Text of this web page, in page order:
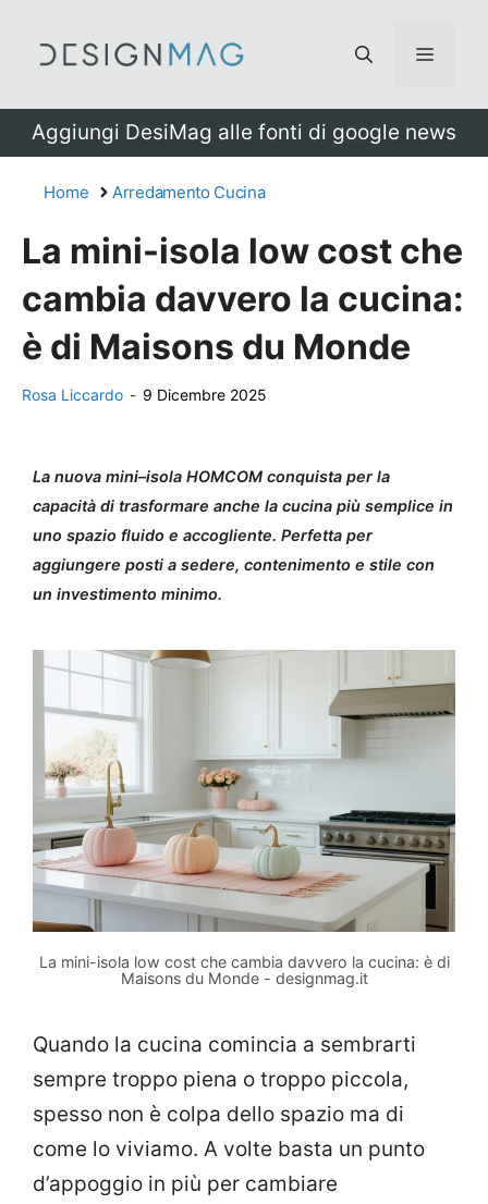
Menu
Aggiungi DesiMag alle fonti di google news
Home Arredamento Cucina
La mini-isola low cost che
cambia davvero la cucina:
è di Maisons du Monde
Rosa Liccardo - 9 Dicembre 2025
La nuova mini–isola HOMCOM conquista per la
capacità di trasformare anche la cucina più semplice in
uno spazio fluido e accogliente. Perfetta per
aggiungere posti a sedere, contenimento e stile con
un investimento minimo.
La mini-isola low cost che cambia davvero la cucina: è di
Maisons du Monde - designmag.it
Quando la cucina comincia a sembrarti
sempre troppo piena o troppo piccola,
spesso non è colpa dello spazio ma di
come lo viviamo. A volte basta un punto
d’appoggio in più per cambiare